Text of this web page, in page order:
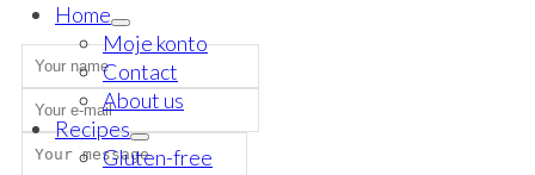
Home
Moje konto
Contact
About us
Recipes
Gluten-free